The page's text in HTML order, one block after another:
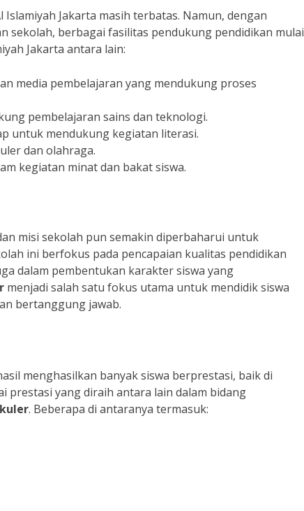
Jakarta masih terbatas. Namun, dengan
sekolah, berbagai fasilitas pendukung pendidikan mulai
Jakarta antara lain:
media pembelajaran yang mendukung proses
pembelajaran sains dan teknologi.
untuk mendukung kegiatan literasi.
dan olahraga.
kegiatan minat dan bakat siswa.
misi sekolah pun semakin diperbaharui untuk
ini berfokus pada pencapaian kualitas pendidikan
dalam pembentukan karakter siswa yang
menjadi salah satu fokus utama untuk mendidik siswa
bertanggung jawab.
menghasilkan banyak siswa berprestasi, baik di
prestasi yang diraih antara lain dalam bidang
. Beberapa di antaranya termasuk: